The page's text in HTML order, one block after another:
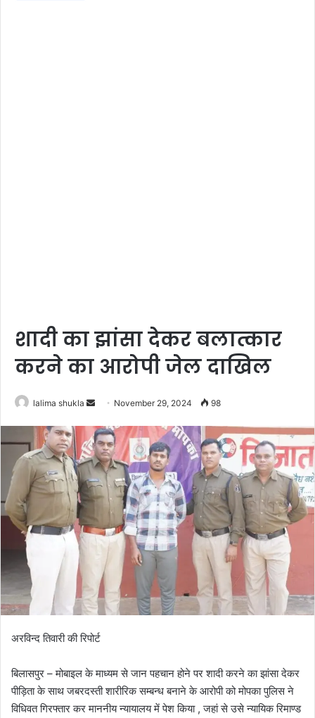
शादी का झांसा देकर बलात्कार
करने का आरोपी जेल दाखिल
lalima shukla
Send
email
November 29, 2024 98
अरविन्द तिवारी की रिपोर्ट
बिलासपुर – मोबाइल के माध्यम से जान पहचान होने पर शादी करने का झांसा देकर
पीड़िता के साथ जबरदस्ती शारीरिक सम्बन्ध बनाने के आरोपी को मोपका पुलिस ने
विधिवत गिरफ्तार कर माननीय न्यायालय में पेश किया , जहां से उसे न्यायिक रिमाण्ड